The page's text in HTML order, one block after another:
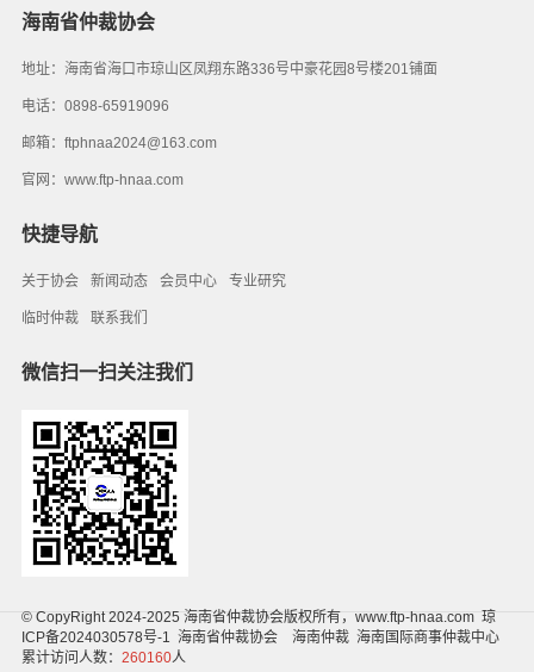
海南省仲裁协会
地址：海南省海口市琼山区凤翔东路336号中豪花园8号楼201铺面
电话：0898-65919096
邮箱：ftphnaa2024@163.com
官网： www.ftp-hnaa.com
快捷导航
关于协会 新闻动态 会员中心 专业研究
临时仲裁 联系我们
微信扫一扫关注我们
© CopyRight 2024-2025 海南省仲裁协会版权所有， www.ftp-hnaa.com 琼
ICP备2024030578号-1 海南省仲裁协会 海南仲裁 海南国际商事仲裁中心
累计访问人数： 260160人